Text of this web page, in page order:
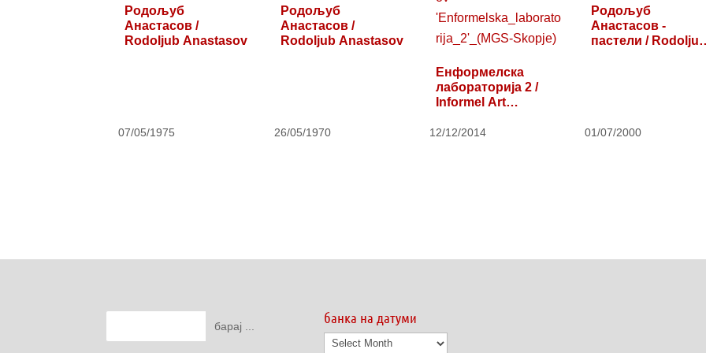
Родољуб
Анастасов /
Rodoljub Anastasov
07/05/1975
Родољуб
Анастасов /
Rodoljub Anastasov
26/05/1970
Енформелска
лабораторија 2 /
Informel Art
12/12/2014
Родољуб
Анастасов -
пастели / Rodoljub
01/07/2000
банка на датуми
банка